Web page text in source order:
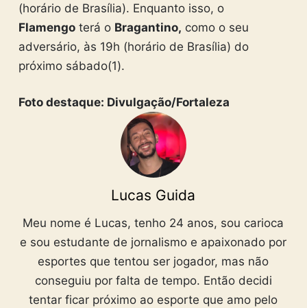
(horário de Brasília). Enquanto isso, o
Flamengoterá o Bragantino, como o seu
adversário, às 19h (horário de Brasília) do
próximo sábado(1).
Foto destaque: Divulgação/Fortaleza
Lucas Guida
Meu nome é Lucas, tenho 24 anos, sou carioca
e sou estudante de jornalismo e apaixonado por
esportes que tentou ser jogador, mas não
conseguiu por falta de tempo. Então decidi
tentar ficar próximo ao esporte que amo pelo